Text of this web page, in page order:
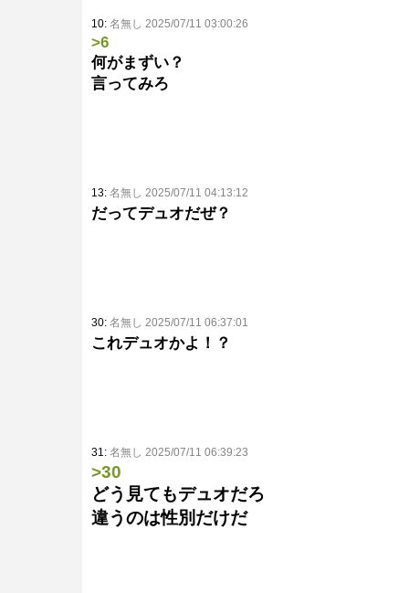
10: 名無し 2025/07/11 03:00:26
>6
何がまずい？
言ってみろ
13: 名無し 2025/07/11 04:13:12
だってデュオだぜ？
30: 名無し 2025/07/11 06:37:01
これデュオかよ！？
31: 名無し 2025/07/11 06:39:23
>30
どう見てもデュオだろ
違うのは性別だけだ